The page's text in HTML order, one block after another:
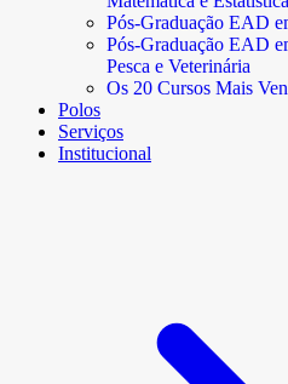
Pós-Graduação EAD
Pós-Graduação EAD
Pesca e Veterinária
Os 20 Cursos Mais
Polos
Serviços
Institucional